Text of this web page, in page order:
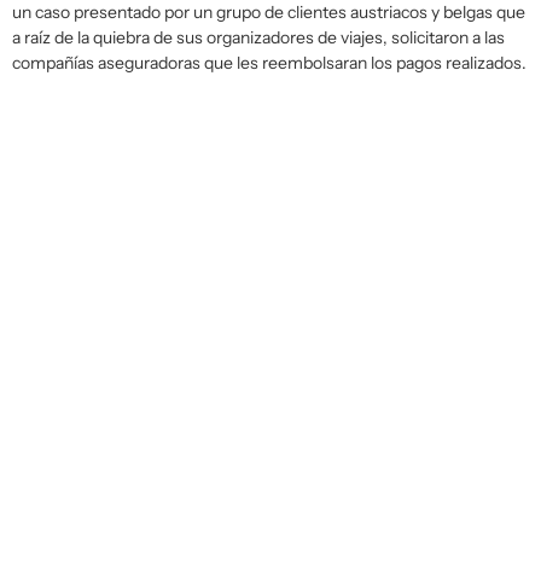
un caso presentado por un grupo de clientes austriacos y belgas que
a raíz de la quiebra de sus organizadores de viajes, solicitaron a las
compañías aseguradoras que les reembolsaran los pagos realizados.